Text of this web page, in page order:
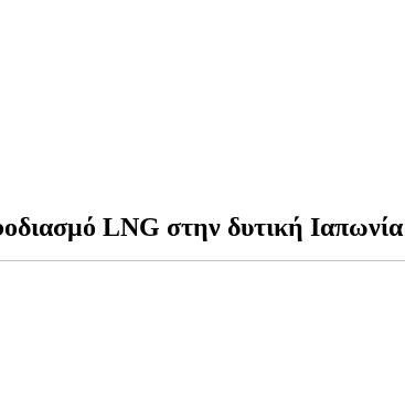
LNG στην δυτική Ιαπωνία